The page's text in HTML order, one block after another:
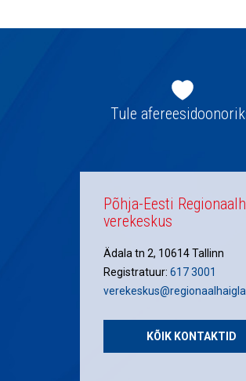
navigatsioon
Tule
Põhja-Eesti
verekeskus
Ädala tn 2, 10614 Tallinn
Registratuur: 617 3001
KÕIK KONTAKTID